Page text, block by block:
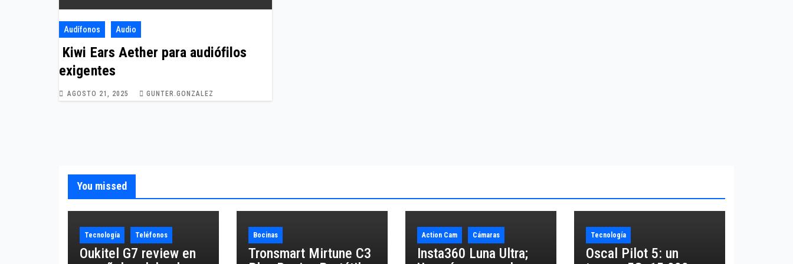
Audífonos Audio
Kiwi Ears Aether para audiófilos
exigentes
AGOSTO 21, 2025 GUNTER.GONZALEZ
You missed
Tecnología Teléfonos
Oukitel G7 review en
Bocinas
Tronsmart Mirtune C3
Action Cam Cámaras
Insta360 Luna Ultra;
Tecnología
Oscal Pilot 5: un